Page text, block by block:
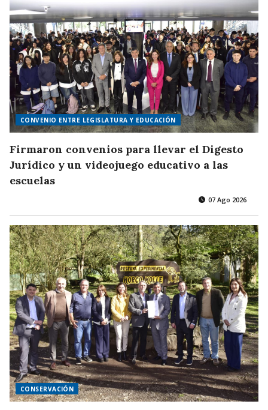
CONVENIO ENTRE LEGISLATURA Y EDUCACIÓN
Firmaron convenios para llevar el Digesto
Jurídico y un videojuego educativo a las
escuelas
07 Ago 2026
CONSERVACIÓN